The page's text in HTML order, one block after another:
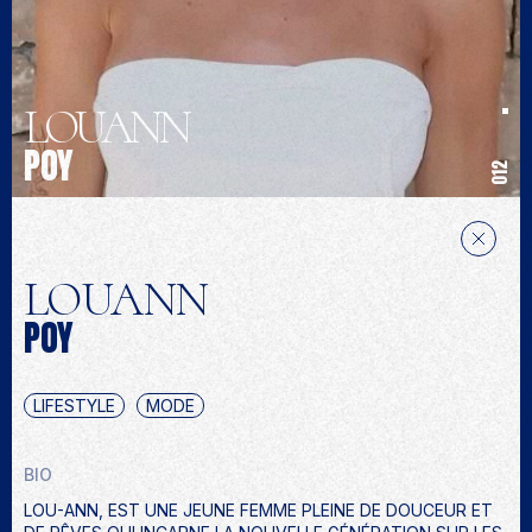
012
LOUANN
POY
LOUANN
POY
LIFESTYLE MODE
BIO
LOU-ANN, EST UNE JEUNE FEMME PLEINE DE DOUCEUR ET